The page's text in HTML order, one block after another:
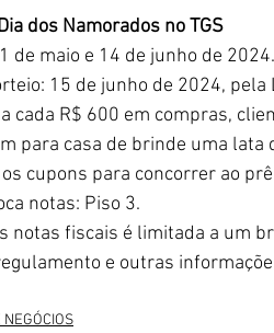
dos Namorados no TGS
de maio e 14 de junho de 2024.
15 de junho de 2024,
a cada R$ 600 em compras,
para casa de brinde uma
cupons para concorrer ao
notas: Piso 3.
notas fiscais é limitada a um
e outras